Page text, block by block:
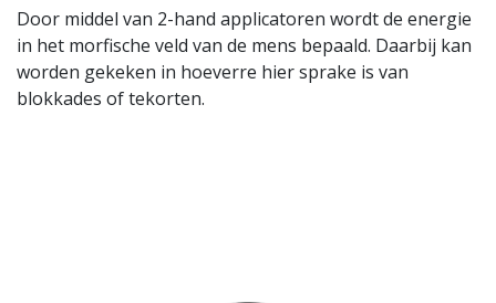
Door middel van 2-hand applicatoren wordt de energie
in het morfische veld van de mens bepaald. Daarbij kan
worden gekeken in hoeverre hier sprake is van
blokkades of tekorten.